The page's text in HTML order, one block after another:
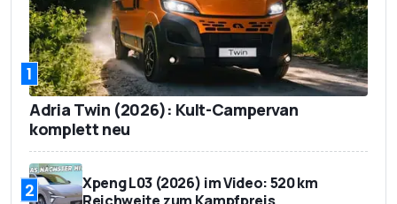
1
Adria Twin (2026): Kult-Campervan
komplett neu
2
Xpeng L03 (2026) im Video: 520 km